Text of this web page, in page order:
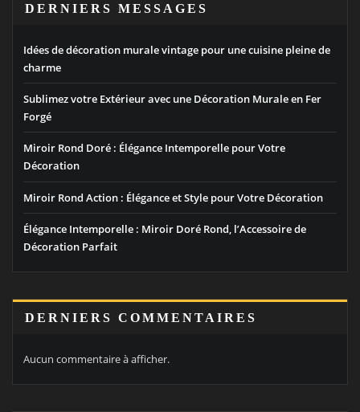
DERNIERS MESSAGES
Idées de décoration murale vintage pour une cuisine pleine de
charme
Sublimez votre Extérieur avec une Décoration Murale en Fer
Forgé
Miroir Rond Doré : Élégance Intemporelle pour Votre
Décoration
Miroir Rond Action : Élégance et Style pour Votre Décoration
Élégance Intemporelle : Miroir Doré Rond, l’Accessoire de
Décoration Parfait
DERNIERS COMMENTAIRES
Aucun commentaire à afficher.